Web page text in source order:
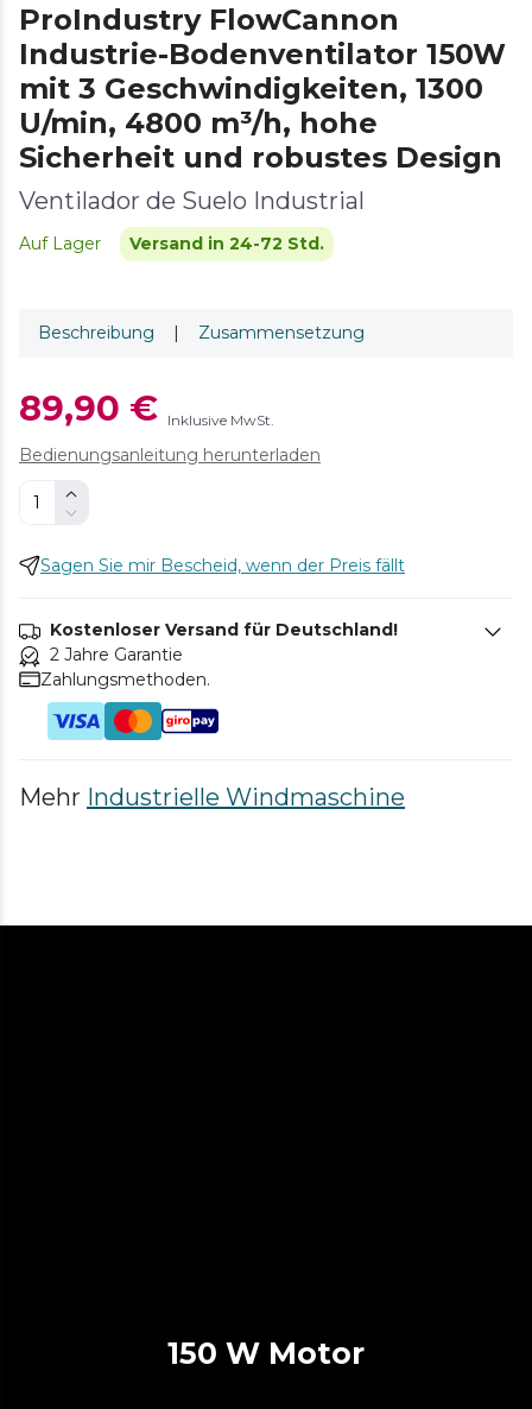
ProIndustry FlowCannon
Industrie-Bodenventilator 150W
mit 3 Geschwindigkeiten, 1300
U/min, 4800 m³/h, hohe
Sicherheit und robustes Design
Ventilador de Suelo Industrial
Auf Lager Versand in 24-72 Std.
Beschreibung | Zusammensetzung
89,90 € Inklusive MwSt.
Bedienungsanleitung herunterladen
Sagen Sie mir Bescheid, wenn der Preis fällt
Kostenloser Versand für Deutschland!
2 Jahre Garantie
Zahlungsmethoden.
Mehr Industrielle Windmaschine
150 W Motor